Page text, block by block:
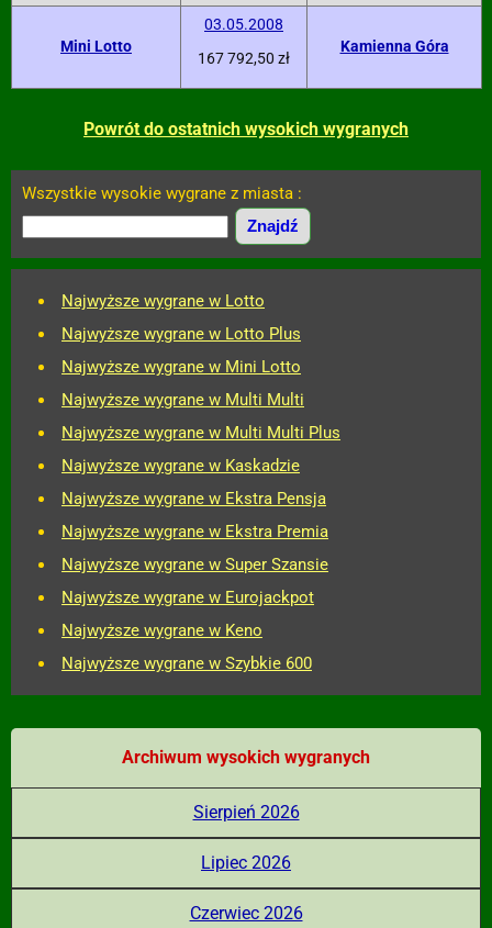
Mini Lotto
03.05.2008
167 792,50 zł
Kamienna Góra
Powrót do ostatnich wysokich wygranych
Wszystkie wysokie wygrane z miasta :
Najwyższe wygrane w Lotto
Najwyższe wygrane w Lotto Plus
Najwyższe wygrane w Mini Lotto
Najwyższe wygrane w Multi Multi
Najwyższe wygrane w Multi Multi Plus
Najwyższe wygrane w Kaskadzie
Najwyższe wygrane w Ekstra Pensja
Najwyższe wygrane w Ekstra Premia
Najwyższe wygrane w Super Szansie
Najwyższe wygrane w Eurojackpot
Najwyższe wygrane w Keno
Najwyższe wygrane w Szybkie 600
Archiwum wysokich wygranych
Sierpień 2026
Lipiec 2026
Czerwiec 2026